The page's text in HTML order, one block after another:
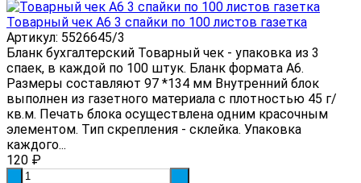
Товарный чек А6 3 спайки по 100 листов газетка
Артикул: 5526645/3
Бланк бухгалтерский Товарный чек - упаковка из 3
спаек, в каждой по 100 штук. Бланк формата А6.
Размеры составляют 97 *134 мм Внутренний блок
выполнен из газетного материала с плотностью 45 г/
кв.м. Печать блока осуществлена одним красочным
элементом. Тип скрепления - склейка. Упаковка
каждого...
120 ₽